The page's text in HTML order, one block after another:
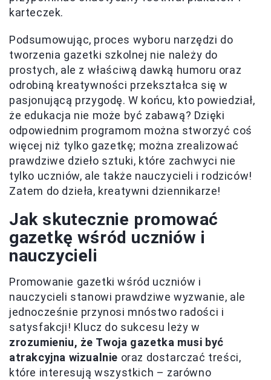
karteczek.
Podsumowując, proces wyboru narzędzi do
tworzenia gazetki szkolnej nie należy do
prostych, ale z właściwą dawką humoru oraz
odrobiną kreatywności przekształca się w
pasjonującą przygodę. W końcu, kto powiedział,
że edukacja nie może być zabawą? Dzięki
odpowiednim programom można stworzyć coś
więcej niż tylko gazetkę; można zrealizować
prawdziwe dzieło sztuki, które zachwyci nie
tylko uczniów, ale także nauczycieli i rodziców!
Zatem do dzieła, kreatywni dziennikarze!
Jak skutecznie promować
gazetkę wśród uczniów i
nauczycieli
Promowanie gazetki wśród uczniów i
nauczycieli stanowi prawdziwe wyzwanie, ale
jednocześnie przynosi mnóstwo radości i
satysfakcji! Klucz do sukcesu leży w
zrozumieniu, że Twoja gazetka musi być
atrakcyjna wizualnie oraz dostarczać treści,
które interesują wszystkich – zarówno